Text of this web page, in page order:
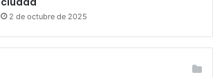
2 de octubre de 2025